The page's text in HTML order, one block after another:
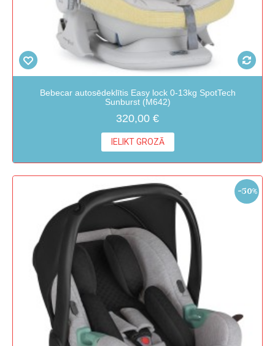
Bebecar autosēdeklītis Easy lock 0-13kg SpotTech
Sunburst (M642)
320,00 €
IELIKT GROZĀ
-50%